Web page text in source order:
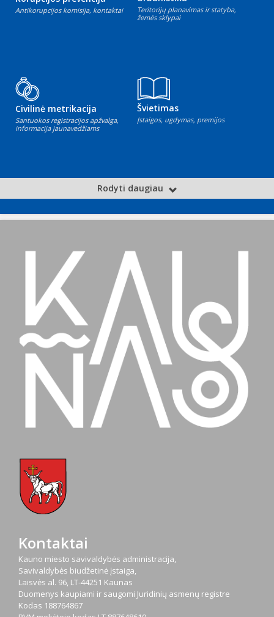
Antikorupcijos komisija, kontaktai
Teritorijų planavimas ir statyba,
žemės sklypai
Civilinė metrikacija
Santuokos registracijos apžvalga,
informacija jaunavedžiams
Švietimas
Įstaigos, ugdymas, premijos
Rodyti daugiau
Kontaktai
Kauno miesto savivaldybės administracija,
Savivaldybės biudžetinė įstaiga,
Laisvės al. 96, LT-44251 Kaunas
Duomenys kaupiami ir saugomi Juridinių asmenų registre
Kodas 188764867